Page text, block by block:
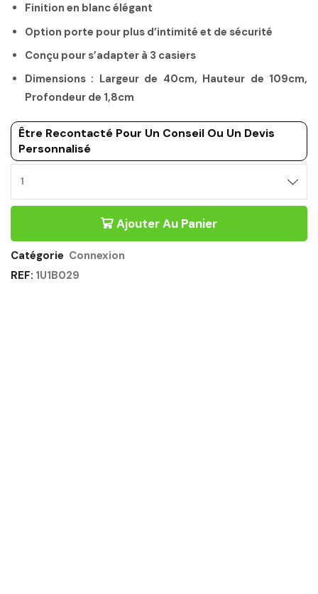
Finition en blanc élégant
Option porte pour plus d’intimité et de sécurité
Conçu pour s’adapter à 3 casiers
Dimensions : Largeur de 40cm, Hauteur de 109cm,
Profondeur de 1,8cm
Être Recontacté Pour Un Conseil Ou Un Devis
Personnalisé
PORTE
CASIERS
Ajouter Au Panier
Catégorie Connexion
REF: 1U1B029